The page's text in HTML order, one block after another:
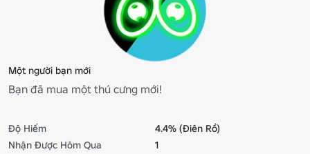
Một người bạn mới
Bạn đã mua một thú cưng mới!
Độ Hiếm
4.4% (Điên Rồ)
Nhận Được Hôm Qua
1